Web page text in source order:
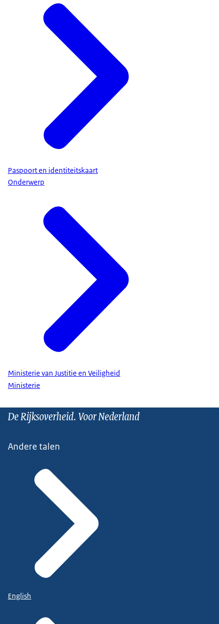
Paspoort en identiteitskaart
Onderwerp
Ministerie van Justitie en Veiligheid
Ministerie
De Rijksoverheid. Voor Nederland
Andere talen
English